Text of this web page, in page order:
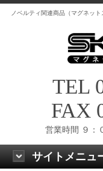
ノベルティ関連商品（マグネッ
TEL
FAX
営業時間 ９：
サイトメニュ